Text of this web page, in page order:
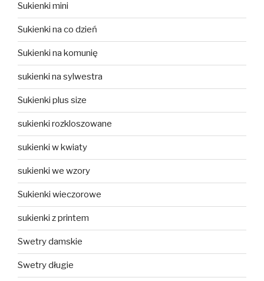
Sukienki mini
Sukienki na co dzień
Sukienki na komunię
sukienki na sylwestra
Sukienki plus size
sukienki rozkloszowane
sukienki w kwiaty
sukienki we wzory
Sukienki wieczorowe
sukienki z printem
Swetry damskie
Swetry długie